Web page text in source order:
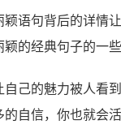
语句背后的详情
颖的经典句子的
己的魅力被人看
自信，你也就会